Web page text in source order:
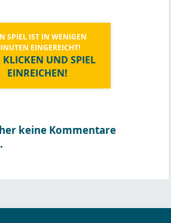
SPIEL IST IN WENIGEN
EINGEREICHT!
KLICKEN UND SPIEL
EINREICHEN!
keine Kommentare